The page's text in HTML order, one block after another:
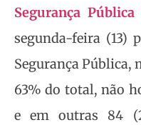
Segurança
segunda-feira (13)
Segurança Pública,
63% do total, não
e em outras 84